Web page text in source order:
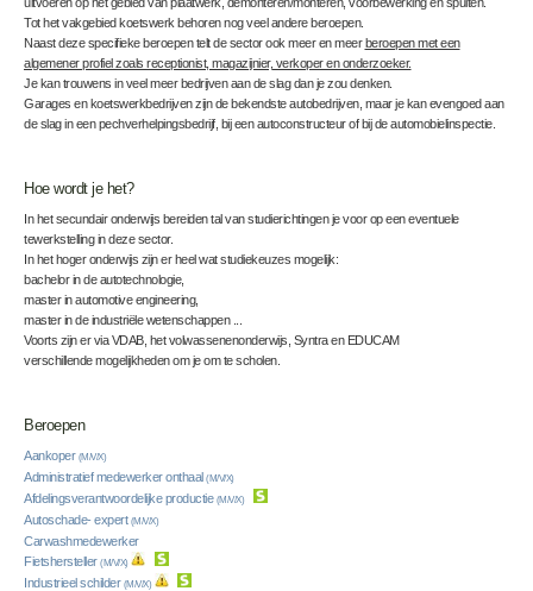
Tot het vakgebied koetswerk behoren nog veel andere beroepen.
Naast deze specifieke beroepen telt de sector ook meer en meer beroepen met een
algemener profiel zoals receptionist, magazijnier, verkoper en onderzoeker.
Je kan trouwens in veel meer bedrijven aan de slag dan je zou denken.
Garages en koetswerkbedrijven zijn de bekendste autobedrijven, maar je kan evengoed aan
de slag in een pechverhelpingsbedrijf, bij een autoconstructeur of bij de automobielinspectie.
Hoe wordt je het?
In het secundair onderwijs bereiden tal van studierichtingen je voor op een eventuele
tewerkstelling in deze sector.
In het hoger onderwijs zijn er heel wat studiekeuzes mogelijk:
bachelor in de autotechnologie,
master in automotive engineering,
master in de industriële wetenschappen ...
Voorts zijn er via VDAB, het volwassenenonderwijs, Syntra en EDUCAM
verschillende mogelijkheden om je om te scholen.
Beroepen
Aankoper (M/V/X)
Administratief medewerker onthaal (M/V/X)
Afdelingsverantwoordelijke productie (M/V/X)
Autoschade- expert (M/V/X)
Carwashmedewerker
Fietshersteller (M/V/X)
Industrieel schilder (M/V/X)